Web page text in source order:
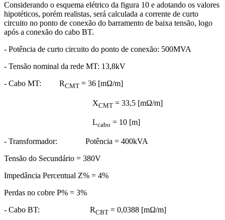
Considerando o esquema elétrico da figura 10 e adotando os valores
hipotéticos, porém realistas, será calculada a corrente de curto
circuito no ponto de conexão do barramento de baixa tensão, logo
após a conexão do cabo BT.
- Potência de curto circuito do ponto de conexão: 500MVA
- Tensão nominal da rede MT: 13,8kV
- Cabo MT: RCMT = 36 [mΩ/m]
XCMT = 33,5 [mΩ/m]
Lcabo = 10 [m]
- Transformador: Potência = 400kVA
Tensão do Secundário = 380V
Impedância Percentual Z% = 4%
Perdas no cobre P% = 3%
- Cabo BT: RCBT = 0,0388 [mΩ/m]